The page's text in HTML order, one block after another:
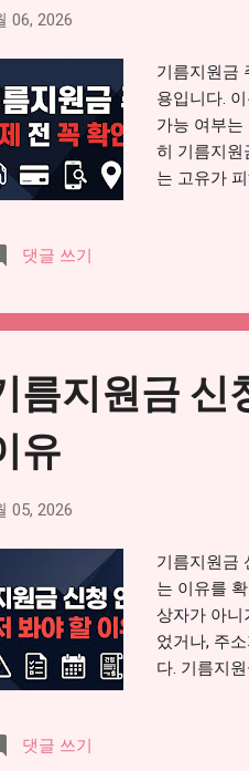
할 때는 대
에 건강보
합니다. ...
06, 2026
기름지원금
용입니다.
가능 여부는
히 기름지원
는 고유가
주유소에
공식 안내
이 완화되면
다”가 아니
어려울 수
받은 경우
카드도 카드
지점별로
주유소에서
댓글 쓰기
름지원금 신
유
05, 2026
기름지원금
는 이유를
상자가 아니
었거나, 주
다. 기름지
것이 좋습
댓글 쓰기